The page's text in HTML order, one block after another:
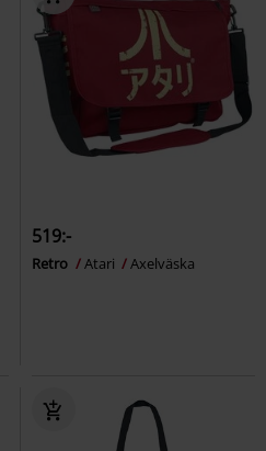
519:-
Retro Atari Axelväska